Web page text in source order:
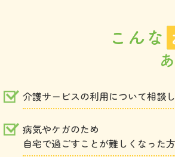
介護サービスの利用について相談
病気やケガのため
自宅で過ごすことが難しくなった方